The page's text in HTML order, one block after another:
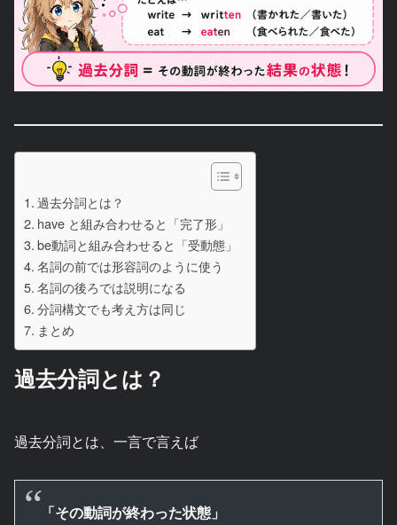
過去分詞とは？
have と組み合わせると「完了形」
be動詞と組み合わせると「受動態」
名詞の前では形容詞のように使う
名詞の後ろでは説明になる
分詞構文でも考え方は同じ
まとめ
過去分詞とは？
過去分詞とは、一言で言えば
「その動詞が終わった状態」